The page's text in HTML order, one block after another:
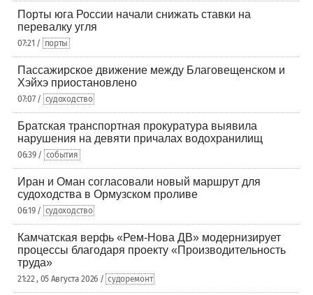
Порты юга России начали снижать ставки на
перевалку угля
07:21 / порты
Пассажирское движение между Благовещенском и
Хэйхэ приостановлено
07:07 / судоходство
Братская транспортная прокуратура выявила
нарушения на девяти причалах водохранилищ
06:39 / события
Иран и Оман согласовали новый маршрут для
судоходства в Ормузском проливе
06:19 / судоходство
Камчатская верфь «Рем-Нова ДВ» модернизирует
процессы благодаря проекту «Производительность
труда»
21:22 , 05 Августа 2026 / судоремонт